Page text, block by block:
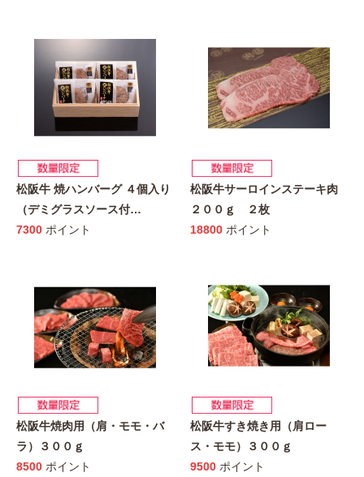
松阪牛 焼ハンバーグ ４個入り
（デミグラスソース付…
7300 ポイント
松阪牛サーロインステーキ肉
２００ｇ ２枚
18800 ポイント
松阪牛焼肉用（肩・モモ・バ
ラ）３００ｇ
8500 ポイント
松阪牛すき焼き用（肩ロー
ス・モモ）３００ｇ
9500 ポイント